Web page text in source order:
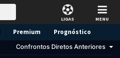
LIGAS MENU
Premium Prognóstico
Confrontos Diretos Anteriores